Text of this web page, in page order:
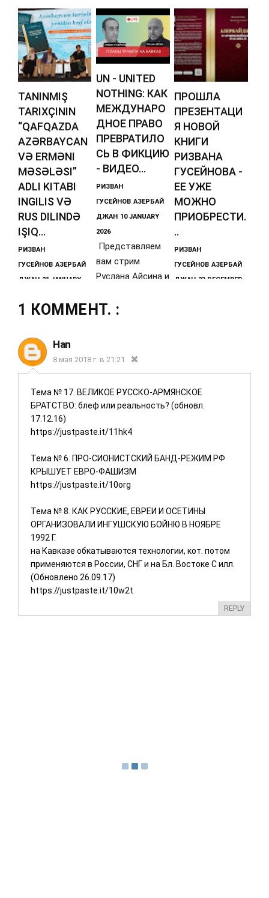
TANINMIŞ
TARIXÇININ
“QAFQAZDA
AZƏRBAYCAN
VƏ ERMƏNI
MƏSƏLƏSI”
ADLI KITABI
INGILIS VƏ
RUS DILINDƏ
IŞIQ...
РИЗВАН
ГУСЕЙНОВ АЗЕРБАЙ
ДЖАН 21 JANUARY
https://diasporne
Tarixi Mərkəzinin
direktoru, UNESCO
kafedrasının
UN - UNITED
NOTHING: КАК
МЕЖДУНАРО
ДНОЕ ПРАВО
ПРЕВРАТИЛО
СЬ В ФИКЦИЮ
- ВИДЕО...
РИЗВАН
ГУСЕЙНОВ АЗЕРБАЙ
ДЖАН 10 JANUARY
2026
Представляем
вам стрим
Руслана Айсина и
Гусейнова от 9
ПРОШЛА
ПРЕЗЕНТАЦИ
Я НОВОЙ
КНИГИ
РИЗВАНА
ГУСЕЙНОВА -
ЕЕ УЖЕ
МОЖНО
ПРИОБРЕСТИ.
..
РИЗВАН
ГУСЕЙНОВ АЗЕРБАЙ
ДЖАН 23 DECEMBER
издательский
1 КОММЕНТ. :
Han
8 мая 2018 г. в 21:21
Тема № 17. ВЕЛИКОЕ РУССКО-АРМЯНСКОЕ
БРАТСТВО: блеф или реальность? (обновл.
17.12.16)
https://justpaste.it/11hk4
Тема № 6. ПРО-СИОНИСТСКИЙ БАНД-РЕЖИМ РФ
КРЫШУЕТ ЕВРО-ФАШИЗМ
https://justpaste.it/10org
Тема № 8. КАК РУССКИЕ, ЕВРЕИ И ОСЕТИНЫ
ОРГАНИЗОВАЛИ ИНГУШСКУЮ БОЙНЮ В НОЯБРЕ
1992 Г.
на Кавказе обкатываются технологии, кот. потом
применяются в России, СНГ и на Бл. Востоке С илл.
(Обновлено 26.09.17)
https://justpaste.it/10w2t
REPLY